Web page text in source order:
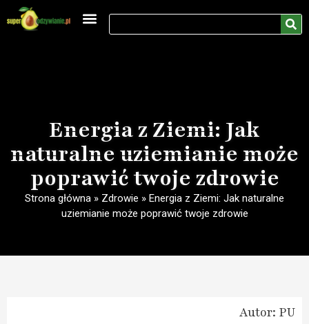
Energia z Ziemi: Jak
naturalne uziemianie może
poprawić twoje zdrowie
Strona główna » Zdrowie » Energia z Ziemi: Jak naturalne
uziemianie może poprawić twoje zdrowie
Autor: PU